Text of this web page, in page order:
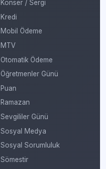
Konser / Sergi
Kredi
Mobil Ödeme
MTV
Otomatik Ödeme
Öğretmenler Günü
Puan
Ramazan
Sevgililer Günü
Sosyal Medya
Sosyal Sorumluluk
Sömestir